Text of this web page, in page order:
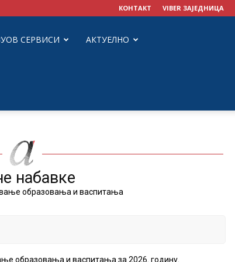
КОНТАКТ VIBER ЗАЈЕДНИЦА
СЕРВИСИ АКТУЕЛНО
набавке
образовања и васпитања
образовања и васпитања за 2026. годину.